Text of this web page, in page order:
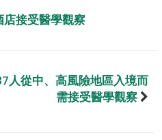
接受醫學觀察
人從中、高風險地區入境而
需接受醫學觀察